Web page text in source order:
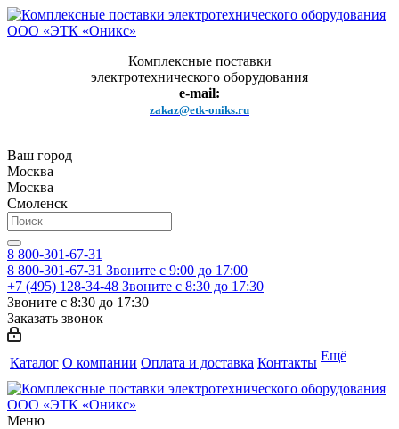
Комплексные поставки
электротехнического оборудования
e-mail:
zakaz@etk-oniks.ru
Ваш город
Москва
Москва
Смоленск
8 800-301-67-31
8 800-301-67-31 Звоните с 9:00 до 17:00
+7 (495) 128-34-48 Звоните с 8:30 до 17:30
Звоните с 8:30 до 17:30
Заказать звонок
Каталог О компании Оплата и доставка Контакты Ещё
Меню